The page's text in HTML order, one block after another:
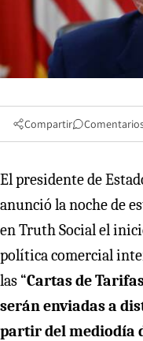
Compartir
El presidente de
anunció la noche de
en Truth Social el
política comercial
las “Cartas de
serán enviadas a
partir del mediodía